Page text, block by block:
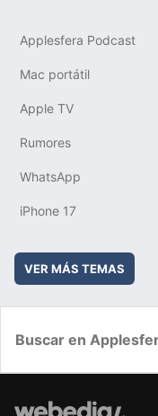
Applesfera Podcast
Mac portátil
Apple TV
Rumores
WhatsApp
iPhone 17
VER MÁS TEMAS